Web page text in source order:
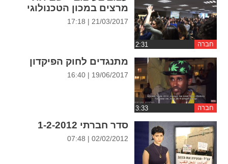
חברה
מרצים במכון הטכנולוגי
21/03/2017 | 17:18
חברה
מתנגדים לחוק הפיקדון
19/06/2017 | 16:40
סדר חברתי 1-2-2012
02/02/2012 | 07:48